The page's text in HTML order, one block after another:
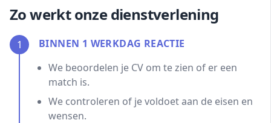
Zo werkt onze dienstverlening
1
BINNEN 1 WERKDAG REACTIE
We beoordelen je CV om te zien of er een
match is.
We controleren of je voldoet aan de eisen en
wensen.